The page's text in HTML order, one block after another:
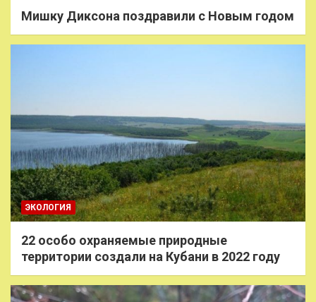
Мишку Диксона поздравили с Новым годом
ЭКОЛОГИЯ
22 особо охраняемые природные
территории создали на Кубани в 2022 году